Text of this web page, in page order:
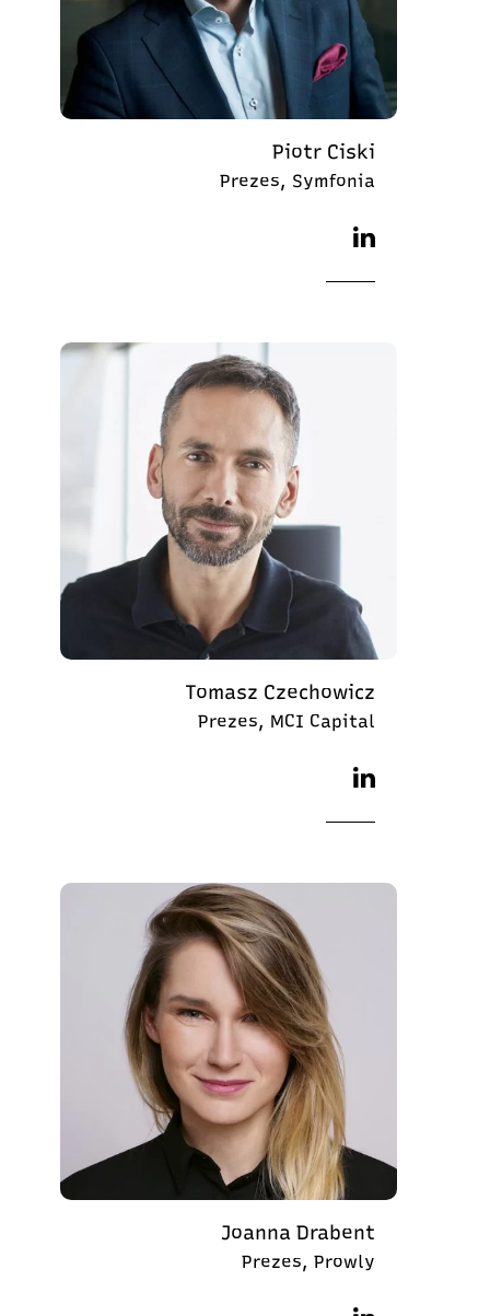
Piotr Ciski
Prezes, Symfonia
Tomasz Czechowicz
Prezes, MCI Capital
Joanna Drabent
Prezes, Prowly